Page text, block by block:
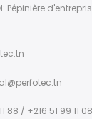
Pépinière
88 / +216 51 99 11 08